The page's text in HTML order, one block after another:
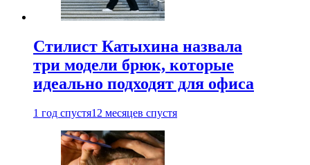
Стилист Катыхина назвала
три модели брюк, которые
идеально подходят для офиса
1 год спустя12 месяцев спустя